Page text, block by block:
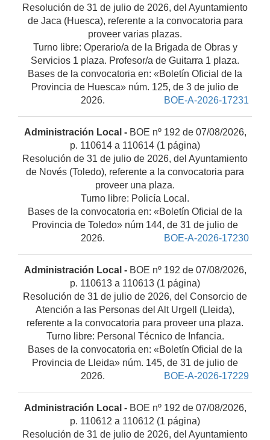
Resolución de 31 de julio de 2026, del Ayuntamiento
de Jaca (Huesca), referente a la convocatoria para
proveer varias plazas.
Turno libre: Operario/a de la Brigada de Obras y
Servicios 1 plaza. Profesor/a de Guitarra 1 plaza.
Bases de la convocatoria en: «Boletín Oficial de la
Provincia de Huesca» núm. 125, de 3 de julio de
2026.
BOE-A-2026-17231
Administración Local - BOE nº 192 de 07/08/2026,
p. 110614 a 110614 (1 página)
Resolución de 31 de julio de 2026, del Ayuntamiento
de Novés (Toledo), referente a la convocatoria para
proveer una plaza.
Turno libre: Policía Local.
Bases de la convocatoria en: «Boletín Oficial de la
Provincia de Toledo» núm 144, de 31 de julio de
2026.
BOE-A-2026-17230
Administración Local - BOE nº 192 de 07/08/2026,
p. 110613 a 110613 (1 página)
Resolución de 31 de julio de 2026, del Consorcio de
Atención a las Personas del Alt Urgell (Lleida),
referente a la convocatoria para proveer una plaza.
Turno libre: Personal Técnico de Infancia.
Bases de la convocatoria en: «Boletín Oficial de la
Provincia de Lleida» núm. 145, de 31 de julio de
2026.
BOE-A-2026-17229
Administración Local - BOE nº 192 de 07/08/2026,
p. 110612 a 110612 (1 página)
Resolución de 31 de julio de 2026, del Ayuntamiento